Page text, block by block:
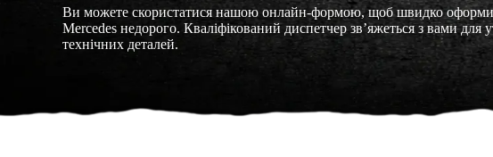
Ви можете скористатися нашою онлайн-формою, щоб швидко
Mercedes недорого. Кваліфікований диспетчер зв’яжеться з вами для
технічних деталей.